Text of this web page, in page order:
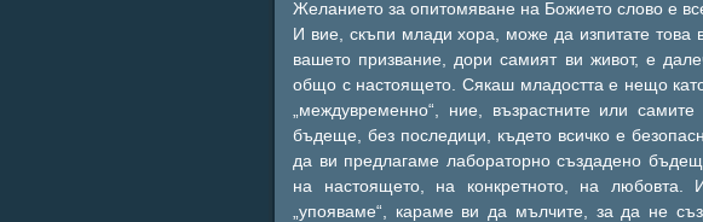
Желанието за опитомяване на Божието слово е
И вие, скъпи млади хора, може да изпитате това
вашето призвание, дори самият ви живот, е
общо с настоящето. Сякаш младостта е нещо
„междувременно“, ние, възрастните или
бъдеще, без последици, където всичко е
да ви предлагаме лабораторно създадено
на настоящето, на конкретното, на
„упояваме“, караме ви да мълчите, за да не